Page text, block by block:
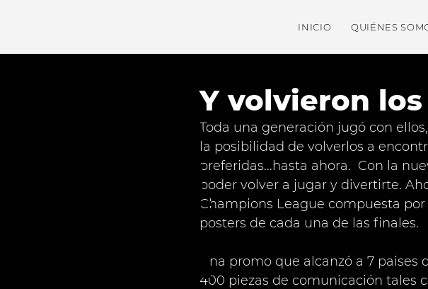
INICIO QUIÉNES
Y volvieron los
Toda una generación jugó con
la posibilidad de volverlos a
preferidas...hasta ahora.  Con la
poder volver a jugar y divertirte.
Champions League compuesta
posters de cada una de las finales.
Una promo que alcanzó a 7
400 piezas de comunicación tales
Nu
est
ros